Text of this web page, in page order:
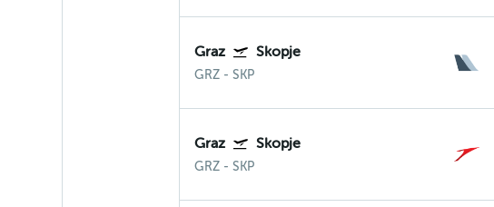
Graz Skopje
GRZ- SKP
Graz Skopje
GRZ- SKP